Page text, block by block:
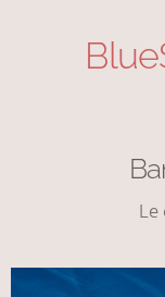
Le